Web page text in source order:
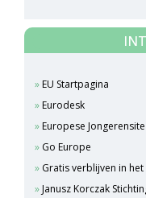
EU Startpagina
Eurodesk
Europese Jongerensite
Go Europe
Gratis verblijven in
Janusz Korczak